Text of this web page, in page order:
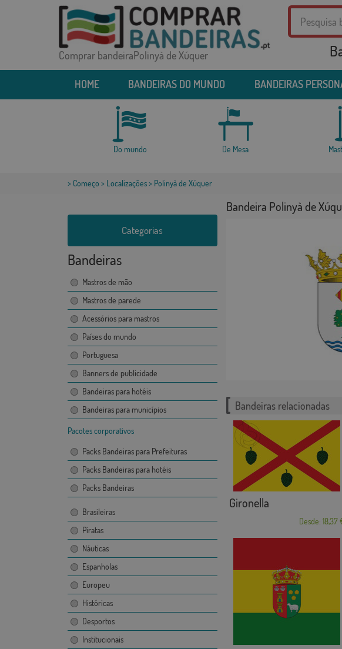
Comprar bandeiraPolinyà de Xúquer
HOME BANDEIRAS DO MUNDO BANDEIRAS
Do mundo De Mesa
> Começo > Localizações> Polinyà de Xúquer
Categorias
Bandeiras
Mastros de mão
Mastros de parede
Acessórios para mastros
Países do mundo
Portuguesa
Banners de publicidade
Bandeiras para hotéis
Bandeiras para municípios
Pacotes corporativos
Packs Bandeiras para Prefeituras
Packs Bandeiras para hotéis
Packs Bandeiras
Brasileiras
Piratas
Náuticas
Espanholas
Europeu
Históricas
Desportos
Institucionais
Bandeira Polinyà de
Bandeiras relacionadas
Gironella
Desde: 18,37